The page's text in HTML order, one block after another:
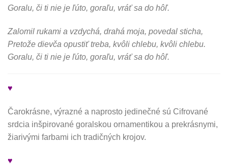
Goralu, či ti nie je ľúto, goraľu, vráť sa do hôľ.
Zalomil rukami a vzdychá, drahá moja, povedal sticha,
Pretože dievča opustiť treba, kvôli chlebu, kvôli chlebu.
Goralu, či ti nie je ľúto, goraľu, vráť sa do hôľ.
♥
Čarokrásne, výrazné a naprosto jedinečné sú Cifrované
srdcia inšpirované goralskou ornamentikou a prekrásnymi,
žiarivými farbami ich tradičných krojov.
♥